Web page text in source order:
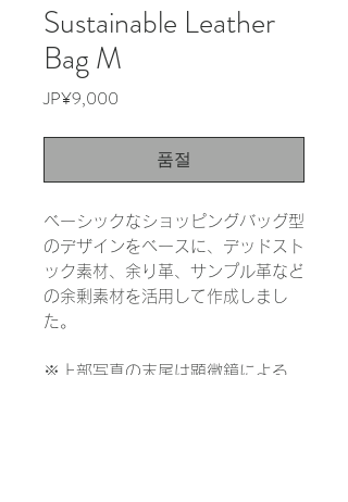
Sustainable Leather
Bag M
JP¥9,000
품절
ベーシックなショッピングバッグ型
のデザインをベースに、デッドスト
ック素材、余り革、サンプル革など
の余剰素材を活用して作成しまし
た。
※上部写真の末尾は顕微鏡による